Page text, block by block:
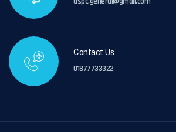
Contact Us
01877733322